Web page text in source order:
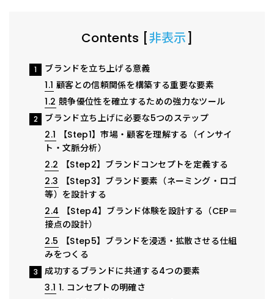
Contents [非表示]
1
ブランドを立ち上げる意義
1.1 顧客との信頼関係を構築する重要な要素
1.2 競争優位性を確立するための強力なツール
2
ブランド立ち上げに必要な5つのステップ
2.1 【Step1】市場・顧客を理解する（インサイ
ト・文脈分析）
2.2 【Step2】ブランドコンセプトを定義する
2.3 【Step3】ブランド要素（ネーミング・ロゴ
等）を設計する
2.4 【Step4】ブランド体験を設計する（CEP＝
接点の設計）
2.5 【Step5】ブランドを浸透・拡散させる仕組
みをつくる
3
成功するブランドに共通する4つの要素
3.1 1. コンセプトの明確さ